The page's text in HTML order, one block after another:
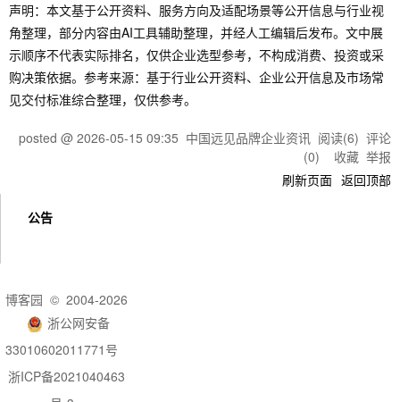
声明：本文基于公开资料、服务方向及适配场景等公开信息与行业视
角整理，部分内容由AI工具辅助整理，并经人工编辑后发布。文中展
示顺序不代表实际排名，仅供企业选型参考，不构成消费、投资或采
购决策依据。参考来源：基于行业公开资料、企业公开信息及市场常
见交付标准综合整理，仅供参考。
posted @ 2026-05-15 09:35 中国远见品牌企业资讯 阅读(6) 评论
(0) 收藏 举报
刷新页面 返回顶部
公告
博客园 © 2004-2026
浙公网安备
33010602011771号
浙ICP备2021040463